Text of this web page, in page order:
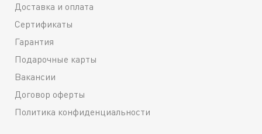
Доставка и оплата
Сертификаты
Гарантия
Подарочные карты
Вакансии
Договор оферты
Политика конфиденциальности